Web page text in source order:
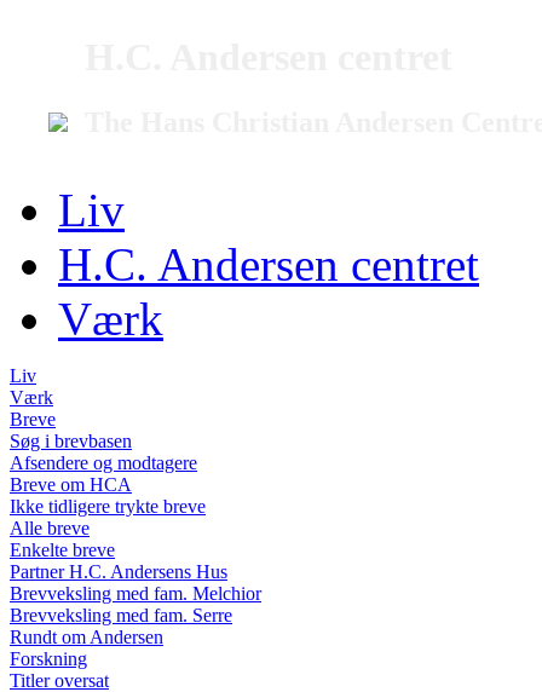
Liv
H.C. Andersen centret
Værk
Liv
Værk
Breve
Søg i brevbasen
Afsendere og modtagere
Breve om HCA
Ikke tidligere trykte breve
Alle breve
Enkelte breve
Partner H.C. Andersens Hus
Brevveksling med fam. Melchior
Brevveksling med fam. Serre
Rundt om Andersen
Forskning
Titler oversat